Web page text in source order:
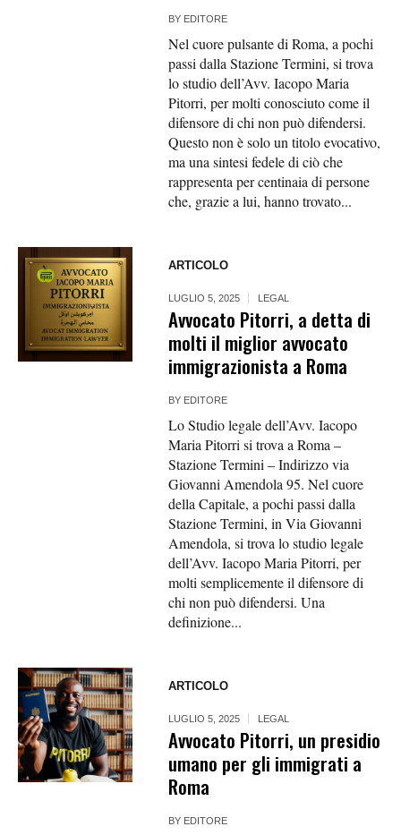
BY EDITORE
Nel cuore pulsante di Roma, a pochi
passi dalla Stazione Termini, si trova
lo studio dell’Avv. Iacopo Maria
Pitorri, per molti conosciuto come il
difensore di chi non può difendersi.
Questo non è solo un titolo evocativo,
ma una sintesi fedele di ciò che
rappresenta per centinaia di persone
che, grazie a lui, hanno trovato...
ARTICOLO
LUGLIO 5, 2025 LEGAL
Avvocato Pitorri, a detta di
molti il miglior avvocato
immigrazionista a Roma
BY EDITORE
Lo Studio legale dell’Avv. Iacopo
Maria Pitorri si trova a Roma –
Stazione Termini – Indirizzo via
Giovanni Amendola 95. Nel cuore
della Capitale, a pochi passi dalla
Stazione Termini, in Via Giovanni
Amendola, si trova lo studio legale
dell’Avv. Iacopo Maria Pitorri, per
molti semplicemente il difensore di
chi non può difendersi. Una
definizione...
ARTICOLO
LUGLIO 5, 2025 LEGAL
Avvocato Pitorri, un presidio
umano per gli immigrati a
Roma
BY EDITORE